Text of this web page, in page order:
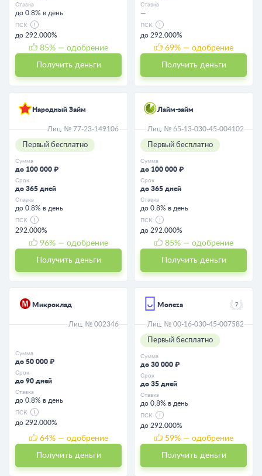
Ставка
до 0.8% в день
ПСК
до 292.000%
85% — одобрение
Получить деньги
Ставка
—
ПСК
до 292.000%
69% — одобрение
Получить деньги
Народный Займ
Лиц. № 77-23-149106
Первый бесплатно
Сумма
до 100 000 ₽
Срок
до 365 дней
Ставка
до 0.8% в день
ПСК
292.000%
96% — одобрение
Получить деньги
Лайм-займ
Лиц. № 65-13-030-45-004102
Первый бесплатно
Сумма
до 100 000 ₽
Срок
до 365 дней
Ставка
до 0.8% в день
ПСК
до 292.000%
85% — одобрение
Получить деньги
Микроклад
Лиц. № 002346
Сумма
до 50 000 ₽
Срок
до 90 дней
Ставка
до 0.8% в день
ПСК
до 292.000%
64% — одобрение
Получить деньги
Moneza 7
Лиц. № 00-16-030-45-007582
Первый бесплатно
Сумма
до 30 000 ₽
Срок
до 35 дней
Ставка
до 0.8% в день
ПСК
до 292.000%
59% — одобрение
Получить деньги